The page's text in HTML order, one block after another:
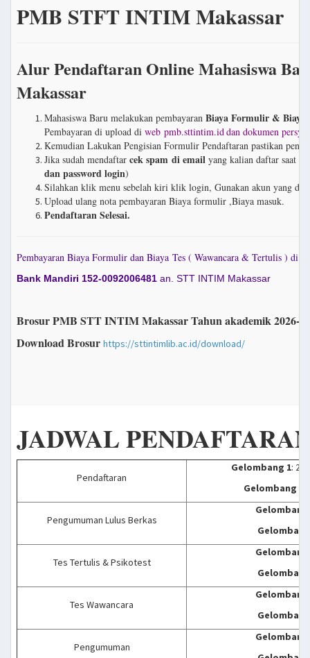
PMB STFT INTIM Makassar
Alur Pendaftaran Online Mahasiswa
Makassar
Mahasiswa Baru melakukan pembayaran Biaya Formulir & Biaya
Pembayaran di upload di web pmb.sttintim.iddan dokumen
Kemudian Lakukan Pengisian Formulir Pendaftaran pastikan
Jika sudah mendaftar cek spam di email yang kalian daftar saat
dan password login)
Silahkan klik menu sebelah kiri klik login, Gunakan akun yang di
Upload ulang nota pembayaran Biaya formulir ,Biaya masuk.
Pendaftaran Selesai.
Pembayaran Biaya Formulir dan Biaya Tes ( Wawancara & Tertulis ) di
Bank Mandiri 152-0092006481 an. STT INTIM Makassar
Brosur PMB STT INTIM Makassar Tahun akademik 2026-
Download Brosur https://sttintimlib.ac.id/download/
JADWAL
Pendaftaran
Gelombang 1: 2
Gelombang 2
Pengumuman Lulus Berkas
Gelombang
Tes Tertulis & Psikotest
Gelombang
Tes Wawancara
Gelombang
Pengumuman
Gelombang